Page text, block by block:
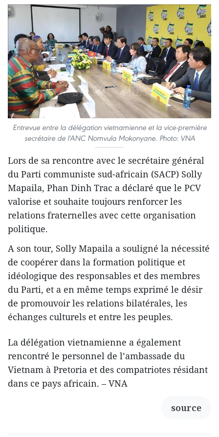
Entrevue entre la délégation vietnamienne et la vice-première
secrétaire de l'ANC Nomvula Mokonyane. Photo: VNA
Lors de sa rencontre avec le secrétaire général
du Parti communiste sud-africain (SACP) Solly
Mapaila, Phan Dinh Trac a déclaré que le PCV
valorise et souhaite toujours renforcer les
relations fraternelles avec cette organisation
politique.
A son tour, Solly Mapaila a souligné la nécessité
de coopérer dans la formation politique et
idéologique des responsables et des membres
du Parti, et a en même temps exprimé le désir
de promouvoir les relations bilatérales, les
échanges culturels et entre les peuples.
La délégation vietnamienne a également
rencontré le personnel de l’ambassade du
Vietnam à Pretoria et des compatriotes résidant
dans ce pays africain. – VNA
source